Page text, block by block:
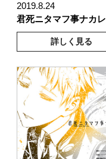
2019.8.24
君死ニタマフ事ナカレ
詳しく見る